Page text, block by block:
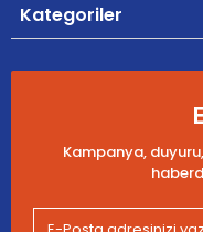
Kategoriler
Kampanya,